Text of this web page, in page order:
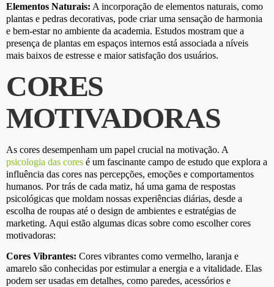
Elementos Naturais: A incorporação de elementos naturais, como
plantas e pedras decorativas, pode criar uma sensação de harmonia
e bem-estar no ambiente da academia. Estudos mostram que a
presença de plantas em espaços internos está associada a níveis
mais baixos de estresse e maior satisfação dos usuários.
CORES
MOTIVADORAS
As cores desempenham um papel crucial na motivação. A
psicologia das cores é um fascinante campo de estudo que explora a
influência das cores nas percepções, emoções e comportamentos
humanos. Por trás de cada matiz, há uma gama de respostas
psicológicas que moldam nossas experiências diárias, desde a
escolha de roupas até o design de ambientes e estratégias de
marketing. Aqui estão algumas dicas sobre como escolher cores
motivadoras:
Cores Vibrantes: Cores vibrantes como vermelho, laranja e
amarelo são conhecidas por estimular a energia e a vitalidade. Elas
podem ser usadas em detalhes, como paredes, acessórios e